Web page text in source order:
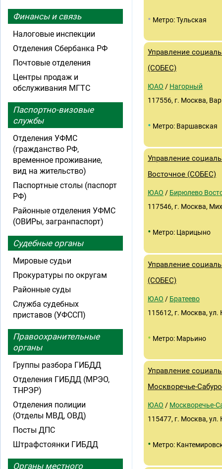
• Метро: Тульская
Управление
(СОБЕС)
ЮАО / Нагорный
117556, г. Москва,
• Метро: Варшавская
Управление
Восточное (СОБЕС)
ЮАО / Бирюлево
117546, г. Москва,
• Метро: Царицыно
Управление
(СОБЕС)
ЮАО / Братеево
115612, г. Москва,
• Метро: Марьино
Управление
Москворечье-
ЮАО / Москворечье-
115477, г. Москва, ул.
• Метро:
Финансы и связь
Налоговые инспекции
Отделения Сбербанка РФ
Почтовые отделения
Центры продаж и
обслуживания МГТС
Паспортно-визовые
службы
Отделения УФМС
(гражданство РФ,
временное проживание,
вид на жительство)
Паспортные столы (паспорт
РФ)
Районные отделения УФМС
(ОВИРы, загранпаспорт)
Судебные органы
Мировые судьи
Прокуратуры по округам
Районные суды
Служба судебных
приставов (УФССП)
Правоохранительные
органы
Группы разбора ГИБДД
Отделения ГИБДД (МРЭО,
ТНРЭР)
Отделения полиции
(Отделы МВД, ОВД)
Посты ДПС
Штрафстоянки ГИБДД
Органы местного